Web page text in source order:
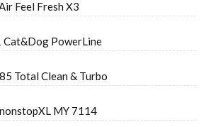
Feel Fresh X3
Cat&Dog PowerLine
Total Clean & Turbo
MY 7114